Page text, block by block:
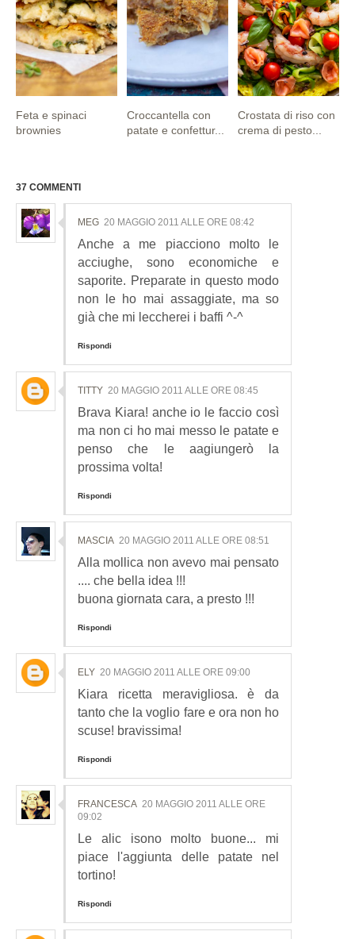
Feta e spinaci
brownies
Croccantella con
patate e confettur...
Crostata di riso con
crema di pesto...
37 COMMENTI
MEG 20 MAGGIO 2011 ALLE ORE 08:42
Anche a me piacciono molto le
acciughe, sono economiche e
saporite. Preparate in questo modo
non le ho mai assaggiate, ma so
già che mi leccherei i baffi ^-^
Rispondi
TITTY 20 MAGGIO 2011 ALLE ORE 08:45
Brava Kiara! anche io le faccio così
ma non ci ho mai messo le patate e
penso che le aagiungerò la
prossima volta!
Rispondi
MASCIA 20 MAGGIO 2011 ALLE ORE 08:51
Alla mollica non avevo mai pensato
.... che bella idea !!!
buona giornata cara, a presto !!!
Rispondi
ELY 20 MAGGIO 2011 ALLE ORE 09:00
Kiara ricetta meravigliosa. è da
tanto che la voglio fare e ora non ho
scuse! bravissima!
Rispondi
FRANCESCA 20 MAGGIO 2011 ALLE ORE
09:02
Le alic isono molto buone... mi
piace l'aggiunta delle patate nel
tortino!
Rispondi